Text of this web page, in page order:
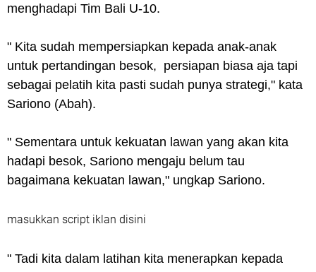
menghadapi Tim Bali U-10.
" Kita sudah mempersiapkan kepada anak-anak
untuk pertandingan besok, persiapan biasa aja tapi
sebagai pelatih kita pasti sudah punya strategi," kata
Sariono (Abah).
" Sementara untuk kekuatan lawan yang akan kita
hadapi besok, Sariono mengaju belum tau
bagaimana kekuatan lawan," ungkap Sariono.
masukkan script iklan disini
" Tadi kita dalam latihan kita menerapkan kepada